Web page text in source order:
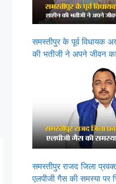
समस्तीपुर के पूर्व विधायक
की भतीजी ने अपने जीवन का
समस्तीपुर राजद जिला
एलपीजी गैस की समस्या पर